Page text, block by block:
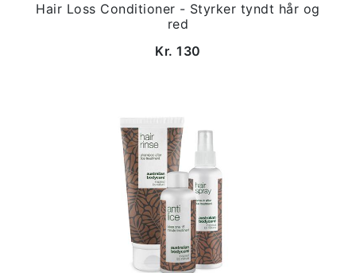
Hair Loss Conditioner - Styrker tyndt hår og
red
Kr. 130